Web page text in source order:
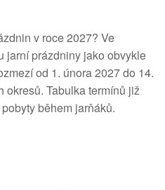
v roce 2027? Ve
jarní prázdniny jako obvykle
od 1. února 2027 do 14.
okresů. Tabulka termínů již
během jarňáků.